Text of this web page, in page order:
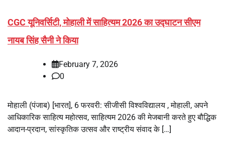
CGC यूनिवर्सिटी, मोहाली में साहित्यम 2026 का उद्घाटन सीएम
नायब सिंह सैनी ने किया
February 7, 2026
0
मोहाली (पंजाब) [भारत], 6 फरवरी: सीजीसी विश्वविद्यालय , मोहाली, अपने
आधिकारिक साहित्य महोत्सव, साहित्यम 2026 की मेजबानी करते हुए बौद्धिक
आदान-प्रदान, सांस्कृतिक उत्सव और राष्ट्रीय संवाद के […]